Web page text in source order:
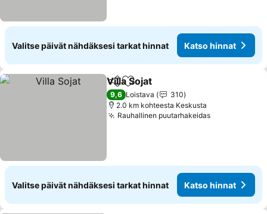
Valitse päivät nähdäksesi tarkat hinnat Katso hinnat
Jaa Lisää suosikkeihin
Villa Sojat
9,6 Loistava
310
2.0 km kohteesta Keskusta
Rauhallinen puutarhakeidasKatso hinnat
Valitse päivät nähdäksesi tarkat hinnat Katso hinnat